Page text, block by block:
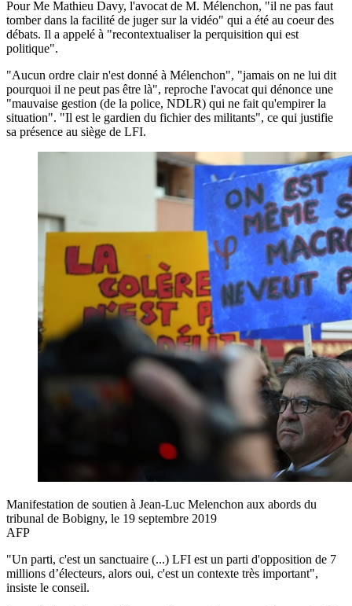
Pour Me Mathieu Davy, l'avocat de M. Mélenchon, "il ne pas faut
tomber dans la facilité de juger sur la vidéo" qui a été au coeur des
débats. Il a appelé à "recontextualiser la perquisition qui est
politique".
"Aucun ordre clair n'est donné à Mélenchon", "jamais on ne lui dit
pourquoi il ne peut pas être là", reproche l'avocat qui dénonce une
"mauvaise gestion (de la police, NDLR) qui ne fait qu'empirer la
situation". "Il est le gardien du fichier des militants", ce qui justifie
sa présence au siège de LFI.
Manifestation de soutien à Jean-Luc Melenchon aux abords du
tribunal de Bobigny, le 19 septembre 2019
AFP
"Un parti, c'est un sanctuaire (...) LFI est un parti d'opposition de 7
millions d’électeurs, alors oui, c'est un contexte très important",
insiste le conseil.